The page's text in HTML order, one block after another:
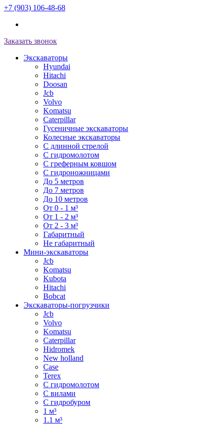
+7 (903) 106-48-68
Заказать звонок
Экскаваторы
Hyundai
Hitachi
Doosan
Jcb
Volvo
Komatsu
Caterpillar
Гусеничные экскаваторы
Колесные экскаваторы
С длинной стрелой
С гидромолотом
С греферным ковшом
С гидроножницами
До 5 метров
До 7 метров
До 10 метров
От 0 - 1 м³
От 1 - 2 м³
От 2 - 3 м³
Габаритный
Не габаритный
Мини-экскаваторы
Jcb
Komatsu
Kubota
Hitachi
Bobcat
Экскаваторы-погрузчики
Jcb
Volvo
Komatsu
Caterpillar
Hidromek
New holland
Case
Terex
С гидромолотом
С вилами
С гидробуром
1 м³
1.1 м³